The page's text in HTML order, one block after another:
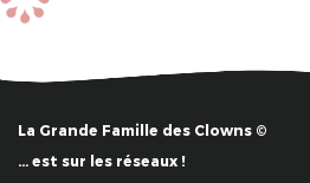
La Grande Famille des Clowns ©
… est sur les réseaux !